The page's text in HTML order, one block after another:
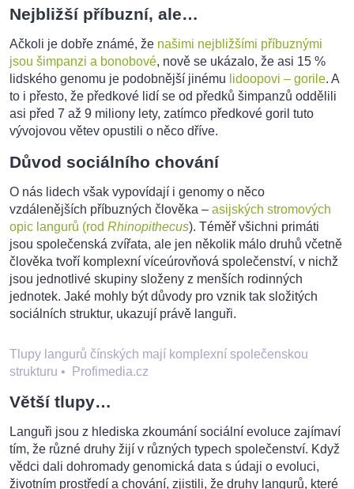
Nejbližší příbuzní, ale…
Ačkoli je dobře známé, že našimi nejbližšími příbuznými
jsou šimpanzi a bonobové, nově se ukázalo, že asi 15 %
lidského genomu je podobnější jinému lidoopovi – gorile. A
to i přesto, že předkové lidí se od předků šimpanzů oddělili
asi před 7 až 9 miliony lety, zatímco předkové goril tuto
vývojovou větev opustili o něco dříve.
Důvod sociálního chování
O nás lidech však vypovídají i genomy o něco
vzdálenějších příbuzných člověka – asijských stromových
opic langurů (rod Rhinopithecus). Téměř všichni primáti
jsou společenská zvířata, ale jen několik málo druhů včetně
člověka tvoří komplexní víceúrovňová společenství, v nichž
jsou jednotlivé skupiny složeny z menších rodinných
jednotek. Jaké mohly být důvody pro vznik tak složitých
sociálních struktur, ukazují právě languři.
Tlupy langurů čínských mají komplexní společenskou
strukturu • Profimedia.cz
Větší tlupy…
Languři jsou z hlediska zkoumání sociální evoluce zajímaví
tím, že různé druhy žijí v různých typech společenství. Když
vědci dali dohromady genomická data s údaji o evoluci,
životním prostředí a chování, zjistili, že druhy langurů, které